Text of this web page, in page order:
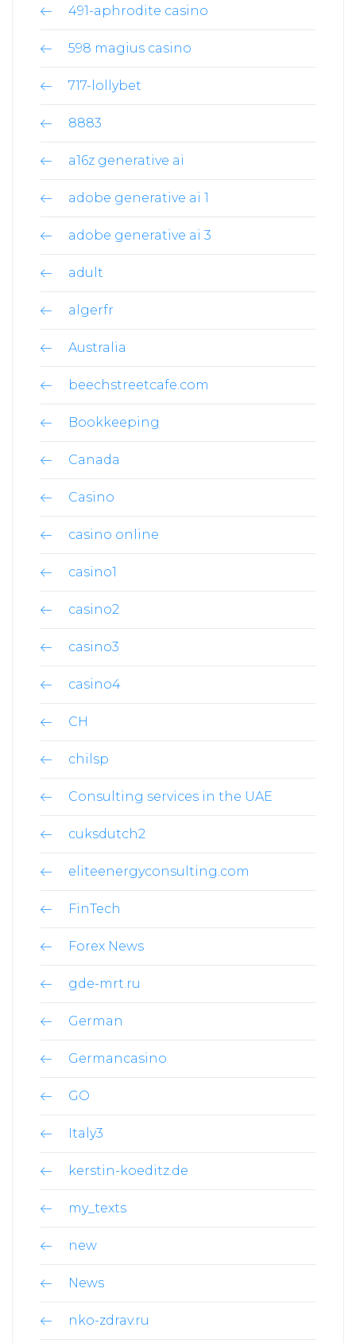
491-aphrodite casino
598 magius casino
717-lollybet
8883
a16z generative ai
adobe generative ai 1
adobe generative ai 3
adult
algerfr
Australia
beechstreetcafe.com
Bookkeeping
Canada
Casino
casino online
casino1
casino2
casino3
casino4
CH
chilsp
Consulting services in the UAE
cuksdutch2
eliteenergyconsulting.com
FinTech
Forex News
gde-mrt.ru
German
Germancasino
GO
Italy3
kerstin-koeditz.de
my_texts
new
News
nko-zdrav.ru